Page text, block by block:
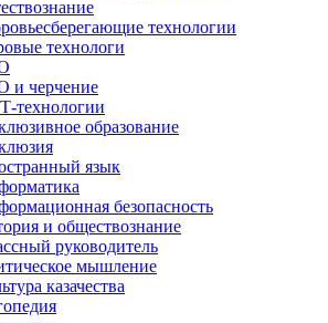
технологии
технологи
и черчение
технологии
образование
язык
безопасность
и обществознание
руководитель
мышление
казачества